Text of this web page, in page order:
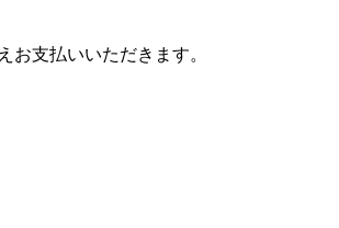
支払いいただきます。